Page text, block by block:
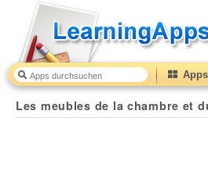
Les meubles de la chambre et